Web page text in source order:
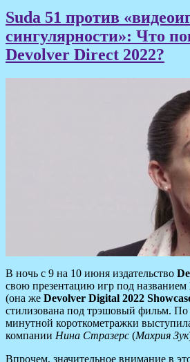
Suda 51 против
сингулярности»: Что
Devolver Direct 2022?
В ночь с 9 на 10 июня издательство
свою презентацию игр под названием
(она же Devolver Digital 2022
стилизована под трэшовый фильм. По
минутной короткометражки
компании Нина Стразерс (Махрия Зук
Впрочем, значительное внимание в